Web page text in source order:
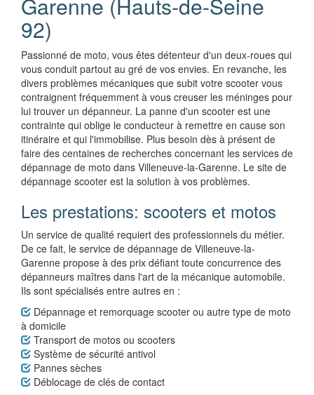
92)
Passionné de moto, vous êtes détenteur d'un deux-roues qui
vous conduit partout au gré de vos envies. En revanche, les
divers problèmes mécaniques que subit votre scooter vous
contraignent fréquemment à vous creuser les méninges pour
lui trouver un dépanneur. La panne d'un scooter est une
contrainte qui oblige le conducteur à remettre en cause son
itinéraire et qui l'immobilise. Plus besoin dès à présent de
faire des centaines de recherches concernant les services de
dépannage de moto dans Villeneuve-la-Garenne. Le site de
dépannage scooter est la solution à vos problèmes.
Les prestations: scooters et motos
Un service de qualité requiert des professionnels du métier.
De ce fait, le service de dépannage de Villeneuve-la-
Garenne propose à des prix défiant toute concurrence des
dépanneurs maîtres dans l'art de la mécanique automobile.
Ils sont spécialisés entre autres en :
Dépannage et remorquage scooter ou autre type de moto
à domicile
Transport de motos ou scooters
Système de sécurité antivol
Pannes sèches
Déblocage de clés de contact